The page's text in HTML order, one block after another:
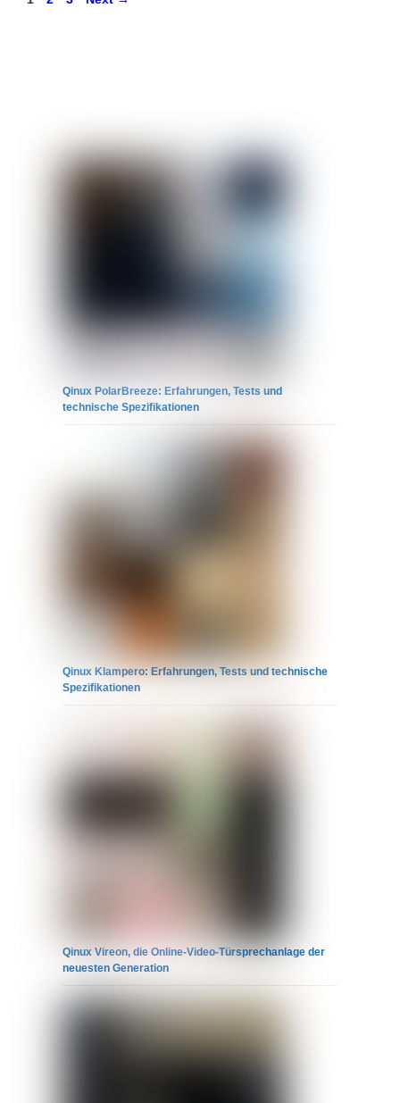
Qinux PolarBreeze: Erfahrungen, Tests und
technische Spezifikationen
Qinux Klampero: Erfahrungen, Tests und technische
Spezifikationen
Qinux Vireon, die Online-Video-Türsprechanlage der
neuesten Generation